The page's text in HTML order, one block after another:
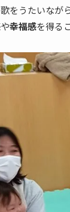
をうたいなが
や幸福感を得る